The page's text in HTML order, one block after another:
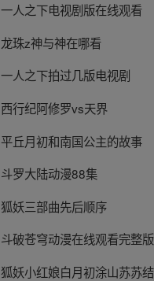
一人之下电视剧版在线观看
龙珠z神与神在哪看
一人之下拍过几版电视剧
西行纪阿修罗vs天界
平丘月初和南国公主的故事
斗罗大陆动漫88集
狐妖三部曲先后顺序
斗破苍穹动漫在线观看完整
狐妖小红娘白月初涂山苏苏